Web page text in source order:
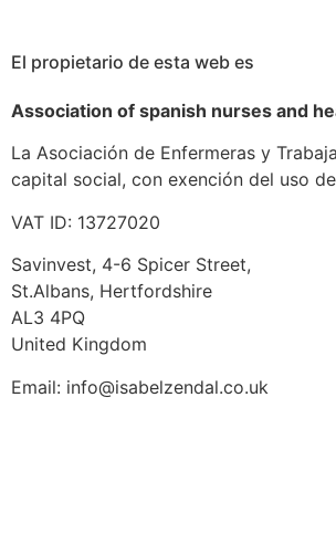
El propietario de esta web es
Association of spanish nurses and
La Asociación de Enfermeras y
capital social, con exención del uso
VAT ID: 13727020
Savinvest, 4-6 Spicer Street,
St.Albans, Hertfordshire
AL3 4PQ
United Kingdom
Email: info@isabelzendal.co.uk